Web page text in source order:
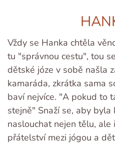
Vždy se Hanka chtěla
tu "správnou cestu", tou
dětské józe v sobě našla
kamaráda, zkrátka sama
baví nejvíce. "A pokud to
stejně" Snaží se, aby
naslouchat nejen tělu, ale
přátelství mezi jógou a